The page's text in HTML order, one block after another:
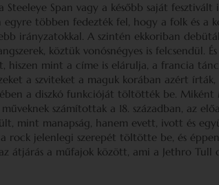
Steeleye Span vagy a később saját fesztivált
többen fedezték fel, hogy a folk és a
irányzatokkal. A szintén ekkoriban
köztük vonósnégyes is felcsendül.
hiszen mint a címe is elárulja, a francia
a szviteket a maguk korában azért
a diszkó funkcióját töltötték be.
számítottak a 18. században, az
mint manapság, hanem evett, ivott és
a rock jelenlegi szerepét töltötte be, és
átjárás a műfajok között, ami a Jethro Tull